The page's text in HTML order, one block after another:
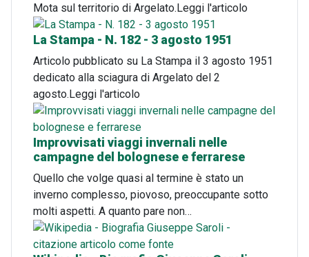
Mota sul territorio di Argelato.Leggi l'articolo
La Stampa - N. 182 - 3 agosto 1951
Articolo pubblicato su La Stampa il 3 agosto 1951
dedicato alla sciagura di Argelato del 2
agosto.Leggi l'articolo
Improvvisati viaggi invernali nelle
campagne del bolognese e ferrarese
Quello che volge quasi al termine è stato un
inverno complesso, piovoso, preoccupante sotto
molti aspetti. A quanto pare non…